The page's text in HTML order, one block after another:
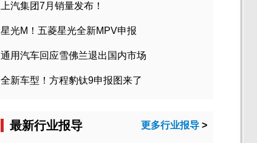
上汽集团7月销量发布！
星光M！五菱星光全新MPV申报
通用汽车回应雪佛兰退出国内市场
全新车型！方程豹钛9申报图来了
最新行业报导 更多行业报导 >